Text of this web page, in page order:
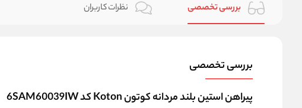
بررسی تخصصی نظرات کاربران
بررسی تخصصی
پیراهن استین بلند مردانه کوتون Koton کد 6SAM60039IW